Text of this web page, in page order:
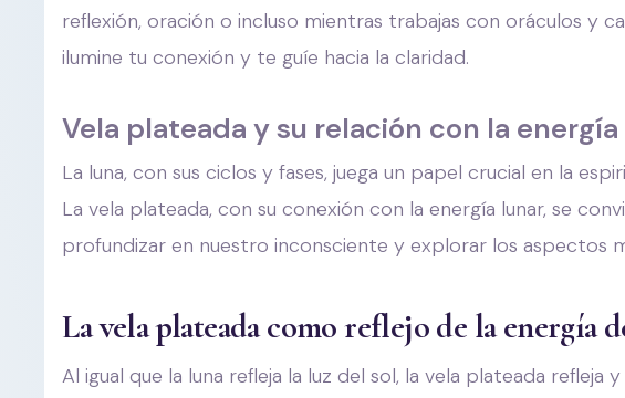
reflexión, oración o incluso mientras trabajas con oráculos y
ilumine tu conexión y te guíe hacia la claridad.
Vela plateada y su relación con la
La luna, con sus ciclos y fases, juega un papel crucial en la
La vela plateada, con su conexión con la energía lunar, se
profundizar en nuestro inconsciente y explorar los aspectos
La vela plateada como reflejo de la energía
Al igual que la luna refleja la luz del sol, la vela plateada refleja